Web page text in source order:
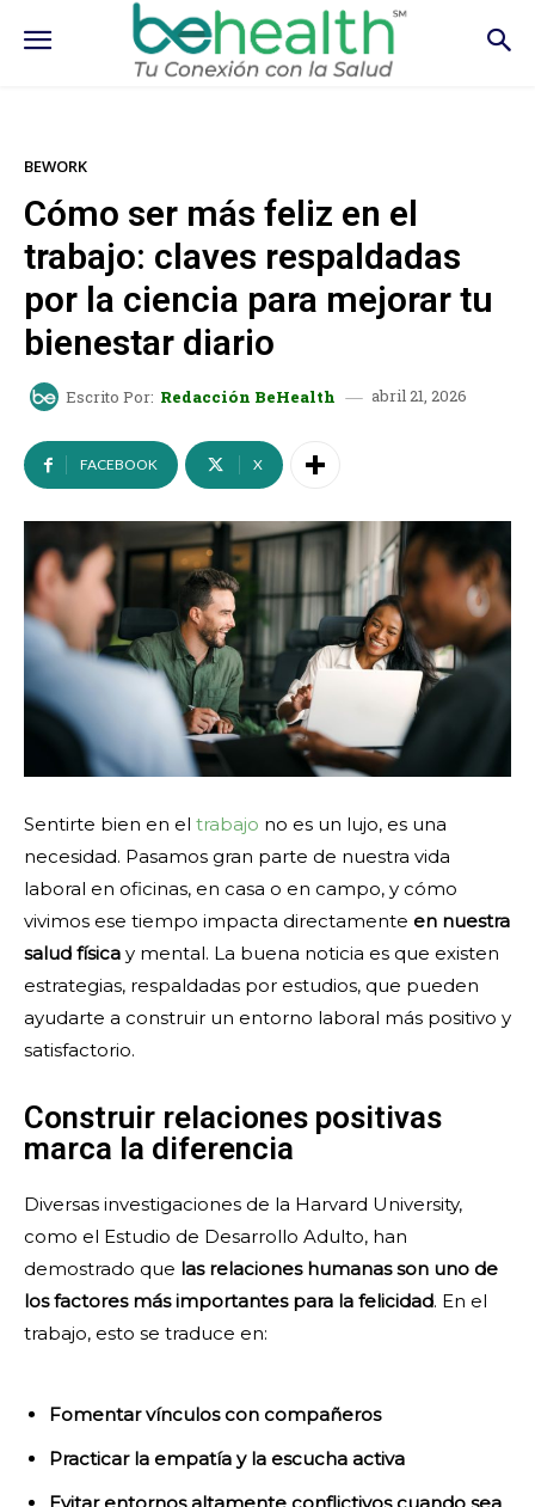
BEWORK
Cómo ser más feliz en el
trabajo: claves respaldadas
por la ciencia para mejorar tu
bienestar diario
Escrito Por: Redacción BeHealth abril 21, 2026
FACEBOOK X
Sentirte bien en el trabajo no es un lujo, es una
necesidad. Pasamos gran parte de nuestra vida
laboral en oficinas, en casa o en campo, y cómo
vivimos ese tiempo impacta directamente en nuestra
salud física y mental. La buena noticia es que existen
estrategias, respaldadas por estudios, que pueden
ayudarte a construir un entorno laboral más positivo y
satisfactorio.
Construir relaciones positivas
marca la diferencia
Diversas investigaciones de la Harvard University,
como el Estudio de Desarrollo Adulto, han
demostrado que las relaciones humanas son uno de
los factores más importantes para la felicidad. En el
trabajo, esto se traduce en:
Fomentar vínculos con compañeros
Practicar la empatía y la escucha activa